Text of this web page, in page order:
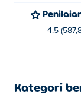
4.5
Kategori